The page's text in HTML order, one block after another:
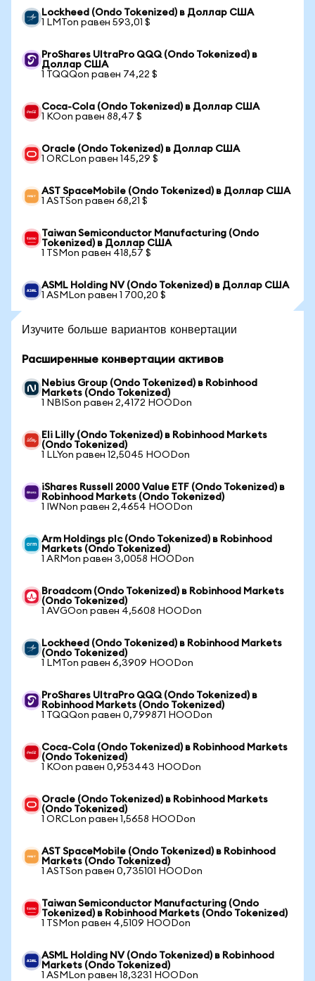
Lockheed (Ondo Tokenized) в Доллар США
1 LMTon равен 593,01 $
ProShares UltraPro QQQ (Ondo Tokenized) в
Доллар США
1 TQQQon равен 74,22 $
Coca-Cola (Ondo Tokenized) в Доллар США
1 KOon равен 88,47 $
Oracle (Ondo Tokenized) в Доллар США
1 ORCLon равен 145,29 $
AST SpaceMobile (Ondo Tokenized) в Доллар США
1 ASTSon равен 68,21 $
Taiwan Semiconductor Manufacturing (Ondo
Tokenized) в Доллар США
1 TSMon равен 418,57 $
ASML Holding NV (Ondo Tokenized) в Доллар США
1 ASMLon равен 1 700,20 $
Изучите больше вариантов конвертации
Расширенные конвертации активов
Nebius Group (Ondo Tokenized) в Robinhood
Markets (Ondo Tokenized)
1 NBISon равен 2,4172 HOODon
Eli Lilly (Ondo Tokenized) в Robinhood Markets
(Ondo Tokenized)
1 LLYon равен 12,5045 HOODon
iShares Russell 2000 Value ETF (Ondo Tokenized) в
Robinhood Markets (Ondo Tokenized)
1 IWNon равен 2,4654 HOODon
Arm Holdings plc (Ondo Tokenized) в Robinhood
Markets (Ondo Tokenized)
1 ARMon равен 3,0058 HOODon
Broadcom (Ondo Tokenized) в Robinhood Markets
(Ondo Tokenized)
1 AVGOon равен 4,5608 HOODon
Lockheed (Ondo Tokenized) в Robinhood Markets
(Ondo Tokenized)
1 LMTon равен 6,3909 HOODon
ProShares UltraPro QQQ (Ondo Tokenized) в
Robinhood Markets (Ondo Tokenized)
1 TQQQon равен 0,799871 HOODon
Coca-Cola (Ondo Tokenized) в Robinhood Markets
(Ondo Tokenized)
1 KOon равен 0,953443 HOODon
Oracle (Ondo Tokenized) в Robinhood Markets
(Ondo Tokenized)
1 ORCLon равен 1,5658 HOODon
AST SpaceMobile (Ondo Tokenized) в Robinhood
Markets (Ondo Tokenized)
1 ASTSon равен 0,735101 HOODon
Taiwan Semiconductor Manufacturing (Ondo
Tokenized) в Robinhood Markets (Ondo Tokenized)
1 TSMon равен 4,5109 HOODon
ASML Holding NV (Ondo Tokenized) в Robinhood
Markets (Ondo Tokenized)
1 ASMLon равен 18,3231 HOODon